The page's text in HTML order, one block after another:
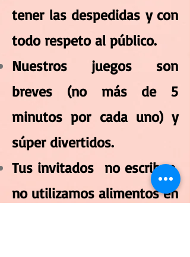
tener las despedidas y con
todo respeto al público.
Nuestros juegos son
breves (no más de 5
minutos por cada uno) y
súper divertidos.
Tus invitados no escriben,
no utilizamos alimentos en